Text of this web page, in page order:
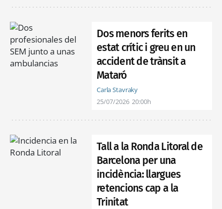
Dos menors ferits en
estat crític i greu en un
accident de trànsit a
Mataró
Carla Stavraky
25/07/2026 20:00h
Tall a la Ronda Litoral de
Barcelona per una
incidència: llargues
retencions cap a la
Trinitat